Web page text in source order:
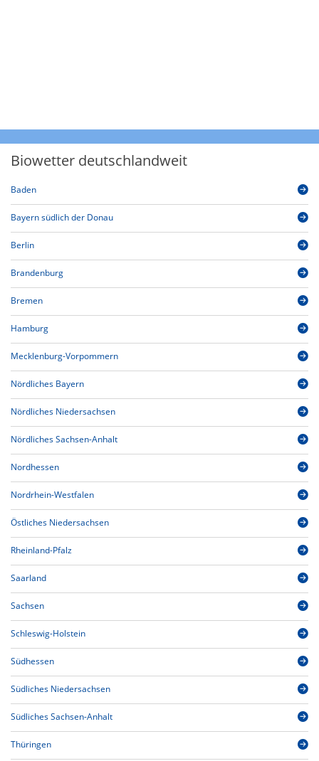
Biowetter deutschlandweit
Baden
Bayern südlich der Donau
Berlin
Brandenburg
Bremen
Hamburg
Mecklenburg-Vorpommern
Nördliches Bayern
Nördliches Niedersachsen
Nördliches Sachsen-Anhalt
Nordhessen
Nordrhein-Westfalen
Östliches Niedersachsen
Rheinland-Pfalz
Saarland
Sachsen
Schleswig-Holstein
Südhessen
Südliches Niedersachsen
Südliches Sachsen-Anhalt
Thüringen